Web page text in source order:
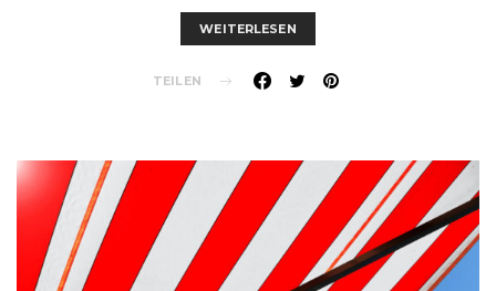
WEITERLESEN
TEILEN